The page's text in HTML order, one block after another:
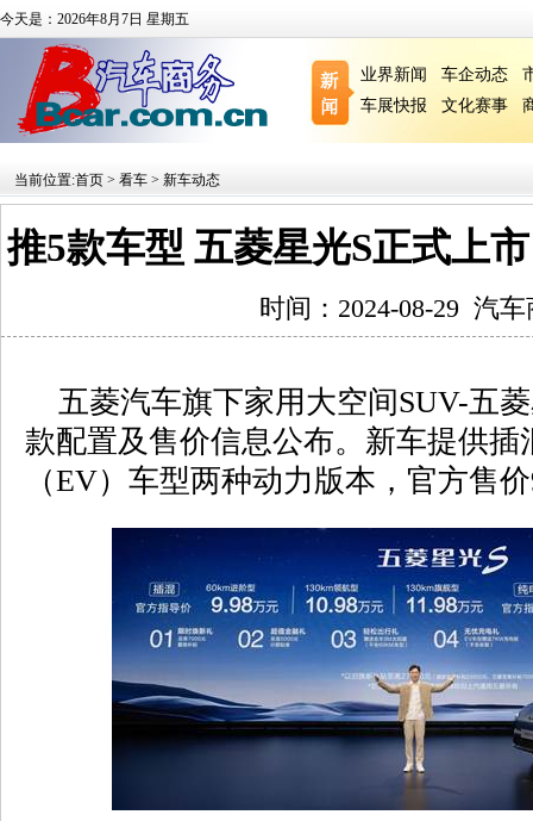
今天是：2026年8月7日 星期五
业界新闻 车企动态
车展快报
文化赛事
当前位置:首页 > 看车 > 新车动态
推5款车型 五菱星光S正式上
时间：2024-08-29 汽车
五菱汽车旗下家用大空间SUV-五
款配置及售价信息公布。新车提供插
（EV）车型两种动力版本，官方售